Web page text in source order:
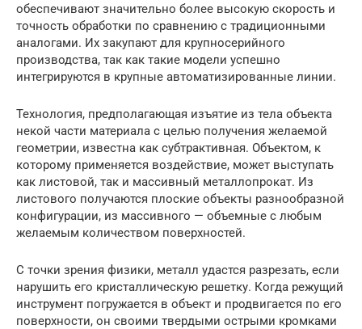
обеспечивают значительно более высокую скорость и
точность обработки по сравнению с традиционными
аналогами. Их закупают для крупносерийного
производства, так как такие модели успешно
интегрируются в крупные автоматизированные линии.
Технология, предполагающая изъятие из тела объекта
некой части материала с целью получения желаемой
геометрии, известна как субтрактивная. Объектом, к
которому применяется воздействие, может выступать
как листовой, так и массивный металлопрокат. Из
листового получаются плоские объекты разнообразной
конфигурации, из массивного — объемные с любым
желаемым количеством поверхностей.
С точки зрения физики, металл удастся разрезать, если
нарушить его кристаллическую решетку. Когда режущий
инструмент погружается в объект и продвигается по его
поверхности, он своими твердыми острыми кромками